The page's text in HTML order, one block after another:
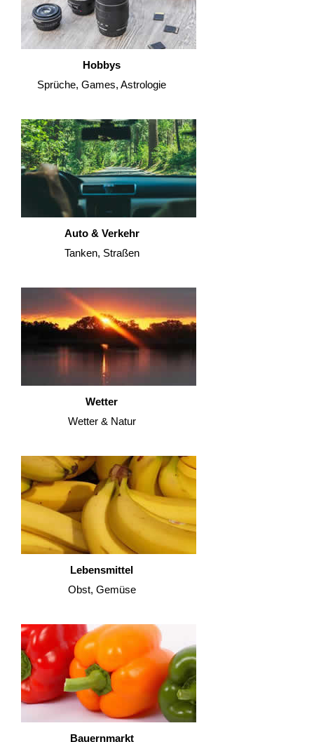
Hobbys
Sprüche, Games, Astrologie
Auto & Verkehr
Tanken, Straßen
Wetter
Wetter & Natur
Lebensmittel
Obst, Gemüse
Bauernmarkt